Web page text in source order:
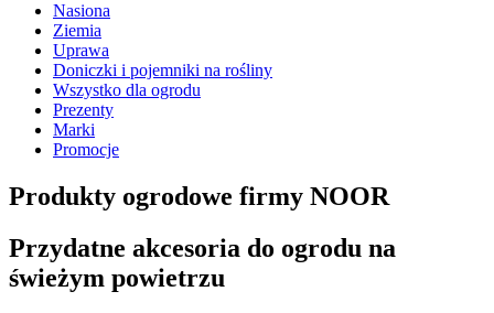
Nasiona
Ziemia
Uprawa
Doniczki i pojemniki na rośliny
Wszystko dla ogrodu
Prezenty
Marki
Promocje
Produkty ogrodowe firmy NOOR
Przydatne akcesoria do ogrodu na
świeżym powietrzu